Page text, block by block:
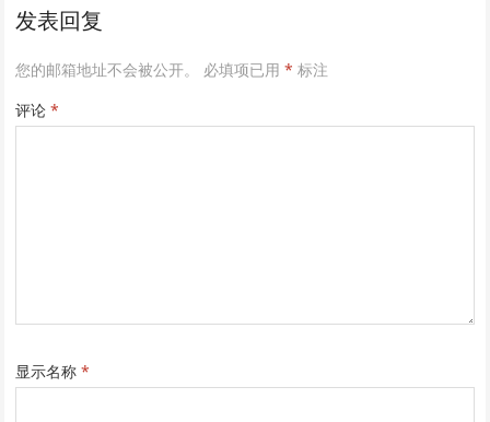
发表回复
您的邮箱地址不会被公开。 必填项已用* 标注
评论*
显示名称*